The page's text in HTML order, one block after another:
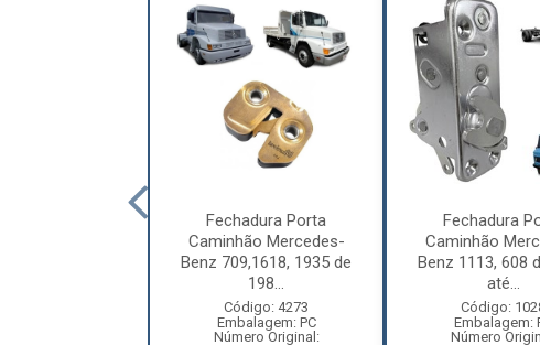
Fechadura Porta
Caminhão Mercedes-
Benz 709,1618, 1935 de
198...
Código: 4273
Embalagem: PC
Número Original:
Fechadura
Caminhão
Benz 1113, 608
até...
Código:
Embalagem:
Número